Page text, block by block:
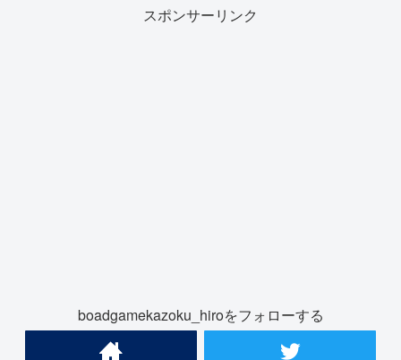
スポンサーリンク
boadgamekazoku_hiroをフォローする